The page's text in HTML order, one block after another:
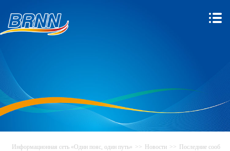
Информационная сеть «Один пояс, один путь» >> Новости >> Последние сооб